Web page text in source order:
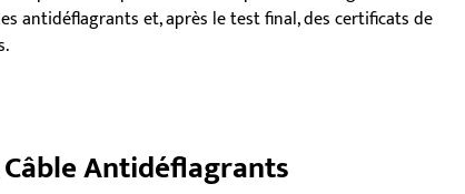
antidéflagrants et, après le test final, des certificats de
Antidéflagrants